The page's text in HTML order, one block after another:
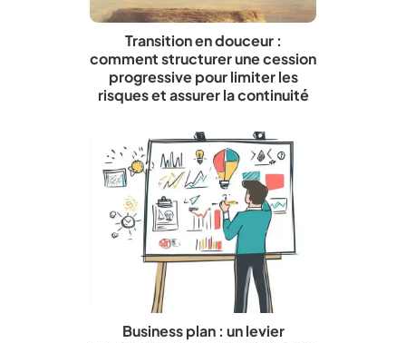
Transition en douceur :
comment structurer une cession
progressive pour limiter les
risques et assurer la continuité
Business plan : un levier